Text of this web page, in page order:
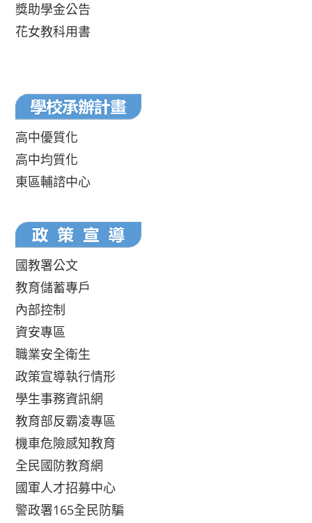
獎助學金公告
花女教科用書
高中優質化
高中均質化
東區輔諮中心
國教署公文
教育儲蓄專戶
內部控制
資安專區
職業安全衛生
政策宣導執行情形
學生事務資訊網
教育部反霸凌專區
機車危險感知教育
全民國防教育網
國軍人才招募中心
警政署165全民防騙